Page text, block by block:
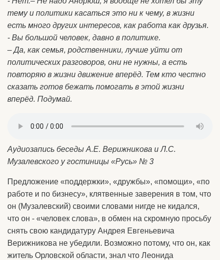
тему и политики касаться это ни к чему, в жизни
есть много других интересов, как работа как друзья.
- Вы большой человек, давно в политике.
– Да, как семья, родственники, лучше уйти от
политических разговоров, они не нужны, а есть
повторяю в жизни движение вперёд. Тем кто честно
сказать готов бежать помогать в этой жизни
вперёд. Подумай.
Аудиозапись беседы А.Е. Верижникова и Л.С.
Музалевского у гостиницы «Русь» № 3
Предложение «поддержки», «дружбы», «помощи», «по
работе и по бизнесу», клятвенные заверения в том, что
он (Музалевский) своими словами нигде не кидался,
что он - «человек слова», в обмен на скромную просьбу
снять свою кандидатуру Андрея Евгеньевича
Верижникова не убедили. Возможно потому, что он, как
житель Орловской области, знал что Леонида